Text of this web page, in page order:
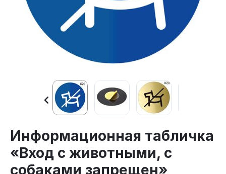
Информационная табличка
«Вход с животными, с
собаками запрещен»